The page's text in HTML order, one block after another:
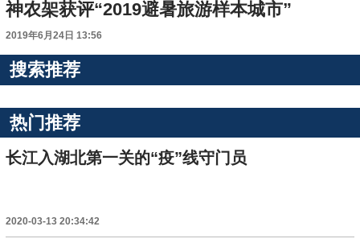
神农架获评“2019避暑旅游样本城市”
2019年6月24日 13:56
搜索推荐
热门推荐
长江入湖北第一关的“疫”线守门员
2020-03-13 20:34:42